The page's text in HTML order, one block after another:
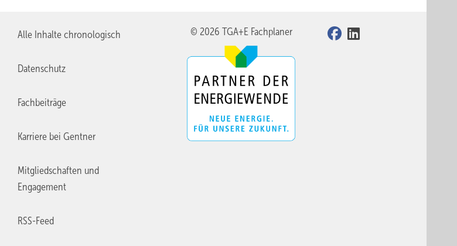
Alle Inhalte chronologisch
Datenschutz
Fachbeiträge
Karriere bei Gentner
Mitgliedschaften und
Engagement
RSS-Feed
© 2026 TGA+E Fachplaner